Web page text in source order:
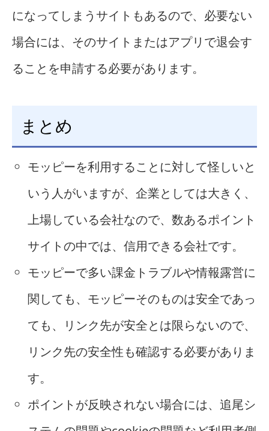
になってしまうサイトもあるので、必要ない
場合には、そのサイトまたはアプリで退会す
ることを申請する必要があります。
まとめ
モッピーを利用することに対して怪しいと
いう人がいますが、企業としては大きく、
上場している会社なので、数あるポイント
サイトの中では、信用できる会社です。
モッピーで多い課金トラブルや情報露営に
関しても、モッピーそのものは安全であっ
ても、リンク先が安全とは限らないので、
リンク先の安全性も確認する必要がありま
す。
ポイントが反映されない場合には、追尾シ